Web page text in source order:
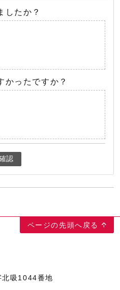
したか？
かったですか？
認
ページの先頭へ戻る
北吸1044番地